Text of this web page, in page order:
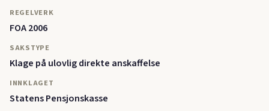
REGELVERK
FOA 2006
SAKSTYPE
Klage på ulovlig direkte anskaffelse
INNKLAGET
Statens Pensjonskasse